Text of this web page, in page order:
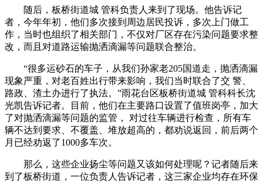
随后，板桥街道城 管科负责人来到了现场。他告诉记
者，今年年初，他们多次接到周边居民投诉，多次上门做工
作，当时也组织了相关部门，不仅对厂区存在污染问题要求整
改，而且对道路运输抛洒滴漏等问题联合整治。
“很多运砂石的车子，从我们孙家老205国道走，抛洒滴漏
现象严重，对老百姓出行带来影响，我们当时联合了交 警、
路政、渣土办进行了执法。”雨花台区板桥街道城 管科科长沈
光凯告诉记者。目前，他们在主要路口设置了值班岗亭，加大
了对抛洒滴漏等问题的监管， 对过往车辆进行检查，所有车
辆不达到要求、不覆盖、堆放超高的，都劝说返回，前后两个
月已经劝返了1000多车次。
那么，这些企业扬尘等问题又该如何处理呢？记者随后来
到了板桥街道，一位负责人告诉记者，这三家企业均存在环保